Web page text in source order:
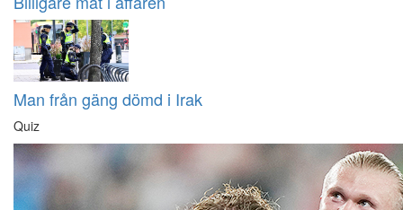
Man från gäng dömd i Irak
Quiz